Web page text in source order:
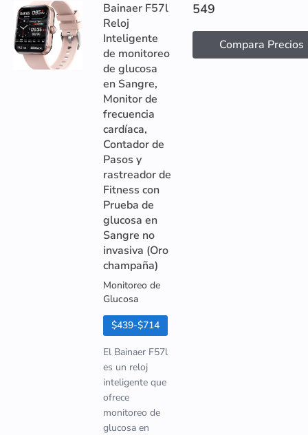
Bainaer F57l
Reloj
Inteligente
de monitoreo
de glucosa
en Sangre,
Monitor de
frecuencia
cardíaca,
Contador de
Pasos y
rastreador de
Fitness con
Prueba de
glucosa en
Sangre no
invasiva (Oro
champaña)
Monitoreo de
Glucosa
$439-$714
El Bainaer F57l
es un reloj
inteligente que
ofrece
monitoreo de
glucosa en
549
Compara Precios